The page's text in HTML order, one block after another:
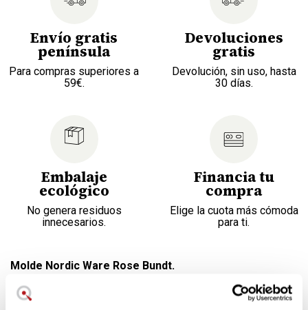
Envío gratis
península
Para compras superiores a
59€.
Devoluciones
gratis
Devolución, sin uso, hasta
30 días.
Embalaje
ecológico
No genera residuos
innecesarios.
Financia tu
compra
Elige la cuota más cómoda
para ti.
Molde Nordic Ware Rose Bundt.
Molde para bizcocho o pastel con forma de rosa.